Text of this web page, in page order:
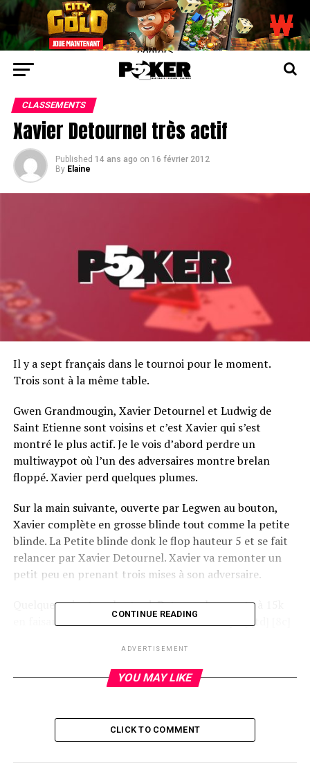
center>
CLASSEMENTS
Xavier Detournel très actif
Published 14 ans ago on 16 février 2012
By Elaine
Il y a sept français dans le tournoi pour le moment.
Trois sont à la même table.
Gwen Grandmougin, Xavier Detournel et Ludwig de
Saint Etienne sont voisins et c’est Xavier qui s’est
montré le plus actif. Je le vois d’abord perdre un
multiwaypot où l’un des adversaires montre brelan
floppé. Xavier perd quelques plumes.
Sur la main suivante, ouverte par Legwen au bouton,
Xavier complète en grosse blinde tout comme la petite
blinde. La Petite blinde donk le flop hauteur 5 et se fait
relancer par Xavier Detournel. Xavier va remonter un
petit peu en prenant trois mises à son adversaire.
Quelques minutes plus tard, Detournel remonte à 15k
en faisant lâcher un vilain qui mise 500 sur [7h] [td] [8c]
Super départ pour Franck Boyer
DON'T MISS
CONTINUE READING
ADVERTISEMENT
YOU MAY LIKE
CLICK TO COMMENT